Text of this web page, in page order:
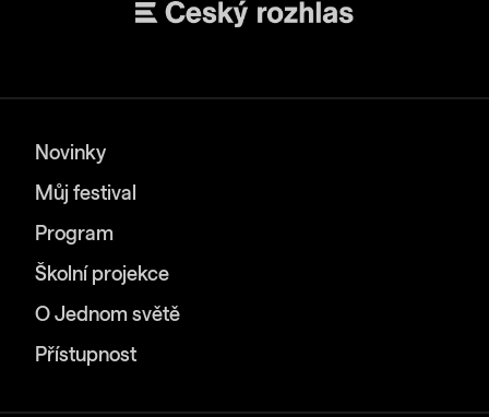
Novinky
Můj festival
Program
Školní projekce
O Jednom světě
Přístupnost